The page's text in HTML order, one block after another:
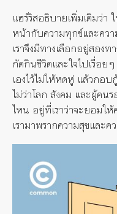
แฮร์ริสอธิบายเพิ่มเติมว่า
หน้ากับความทุกข์และควา
เราจึงมีทางเลือกอยู่สอง
กัดกินชีวิตและใจไปเรื่อย
เองไว้ไม่ให้หดหู่ แล้วกอ
ไม่ว่าโลก สังคม และผู้คน
ไหน อยู่ที่เราว่าจะยอมใ
เรามาพรากความสุขและ